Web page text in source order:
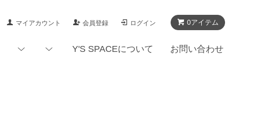
0アイテム
マイアカウント 会員登録 ログイン
Y'S SPACEについて お問い合わせ